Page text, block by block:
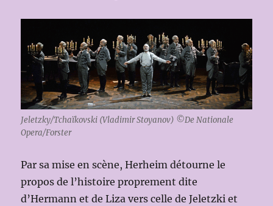
Jeletzky/Tchaïkovski (Vladimir Stoyanov) ©De Nationale
Opera/Forster
Par sa mise en scène, Herheim détourne le
propos de l’histoire proprement dite
d’Hermann et de Liza vers celle de Jeletzki et